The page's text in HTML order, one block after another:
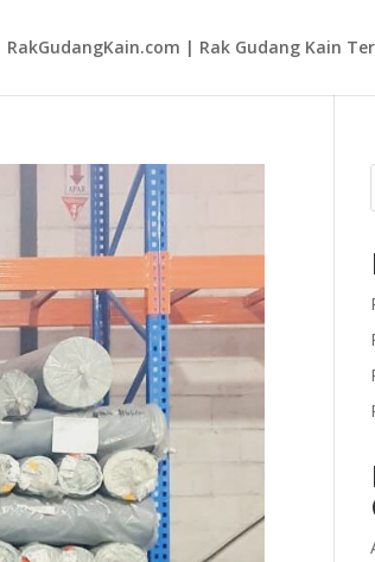
RakGudangKain.com | Rak Gudang Kain